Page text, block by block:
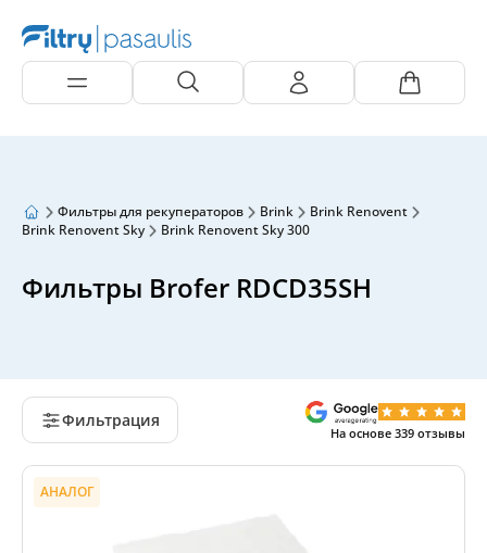
Фильтры для рекуператоров Brink
Brink Renovent
Brink Renovent Sky
Brink Renovent Sky 300
Фильтры Brofer RDCD35SH
Фильтрация
На основе 339 отзывы
АНАЛОГ